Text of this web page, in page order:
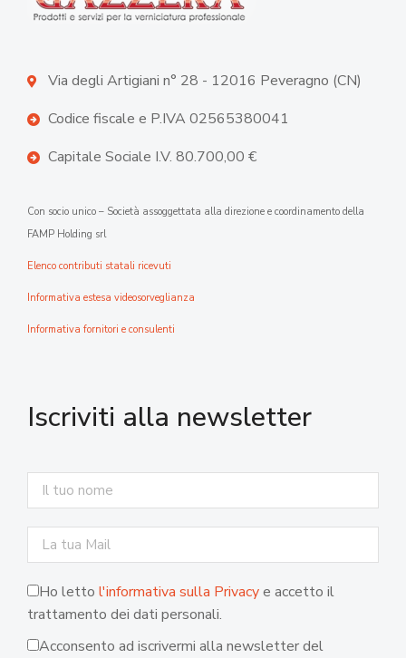
Via degli Artigiani n° 28 - 12016 Peveragno (CN)
Codice fiscale e P.IVA 02565380041
Capitale Sociale I.V. 80.700,00 €
Con socio unico – Società assoggettata alla direzione e coordinamento della
FAMP Holding srl
Elenco contributi statali ricevuti
Informativa estesa videosorveglianza
Informativa fornitori e consulenti
Iscriviti alla newsletter
Ho letto l'informativa sulla Privacye accetto il
trattamento dei dati personali.
Acconsento ad iscrivermi alla newsletter del